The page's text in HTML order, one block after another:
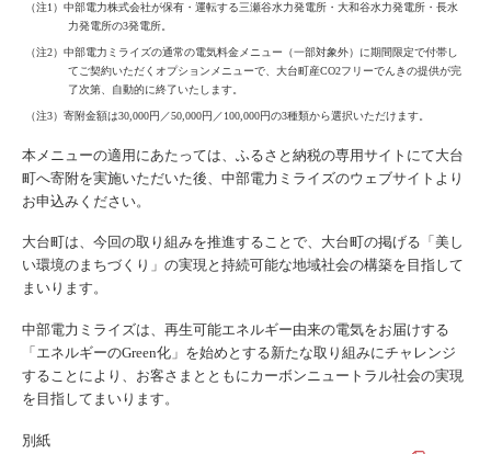
（注1）中部電力株式会社が保有・運転する三瀬谷水力発電所・大和谷水力発電所・長水
力発電所の3発電所。
（注2）中部電力ミライズの通常の電気料金メニュー（一部対象外）に期間限定で付帯し
てご契約いただくオプションメニューで、大台町産CO2フリーでんきの提供が完
了次第、自動的に終了いたします。
（注3）寄附金額は30,000円／50,000円／100,000円の3種類から選択いただけます。
本メニューの適用にあたっては、ふるさと納税の専用サイトにて大台
町へ寄附を実施いただいた後、中部電力ミライズのウェブサイトより
お申込みください。
大台町は、今回の取り組みを推進することで、大台町の掲げる「美し
い環境のまちづくり」の実現と持続可能な地域社会の構築を目指して
まいります。
中部電力ミライズは、再生可能エネルギー由来の電気をお届けする
「エネルギーのGreen化」を始めとする新たな取り組みにチャレンジ
することにより、お客さまとともにカーボンニュートラル社会の実現
を目指してまいります。
別紙